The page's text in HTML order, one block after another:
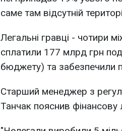
саме там відсутній
Легальні гравці - чотири
сплатили 177 млрд грн
бюджету) та забезпечили
Старший менеджер з
Танчак пояснив фінансову